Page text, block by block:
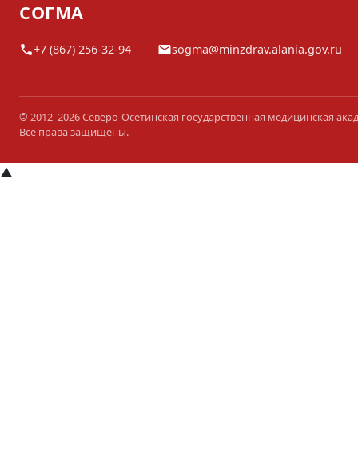
СОГМА
+7 (867) 256-32-94 sogma@minzdrav.alania.gov.ru
© 2012–2026 Северо-Осетинская государственная медицинская
Все права защищены.
▲